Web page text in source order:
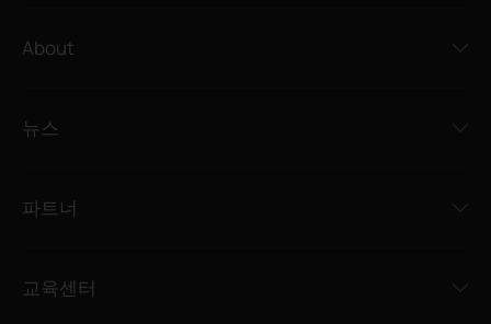
About
뉴스
파트너
교육센터